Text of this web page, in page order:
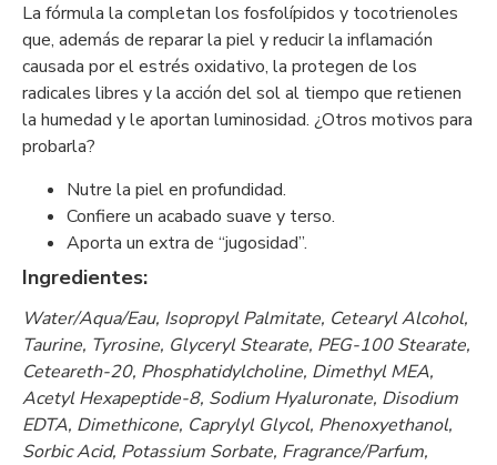
La fórmula la completan los fosfolípidos y tocotrienoles
que, además de reparar la piel y reducir la inflamación
causada por el estrés oxidativo, la protegen de los
radicales libres y la acción del sol al tiempo que retienen
la humedad y le aportan luminosidad. ¿Otros motivos para
probarla?
Nutre la piel en profundidad.
Confiere un acabado suave y terso.
Aporta un extra de “jugosidad”.
Ingredientes:
Water/Aqua/Eau, Isopropyl Palmitate, Cetearyl Alcohol,
Taurine, Tyrosine, Glyceryl Stearate, PEG-100 Stearate,
Ceteareth-20, Phosphatidylcholine, Dimethyl MEA,
Acetyl Hexapeptide-8, Sodium Hyaluronate, Disodium
EDTA, Dimethicone, Caprylyl Glycol, Phenoxyethanol,
Sorbic Acid, Potassium Sorbate, Fragrance/Parfum,